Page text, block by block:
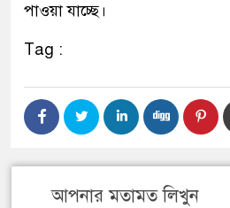
পাওয়া যাচ্ছে।
Tag :
আপনার মতামত লিখুন